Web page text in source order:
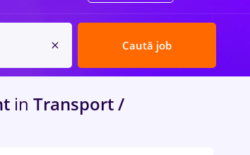
Caută job
in Transport /